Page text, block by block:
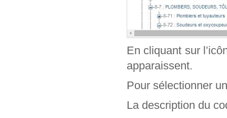
En cliquant sur
apparaissent.
Pour sélectionner
La description du